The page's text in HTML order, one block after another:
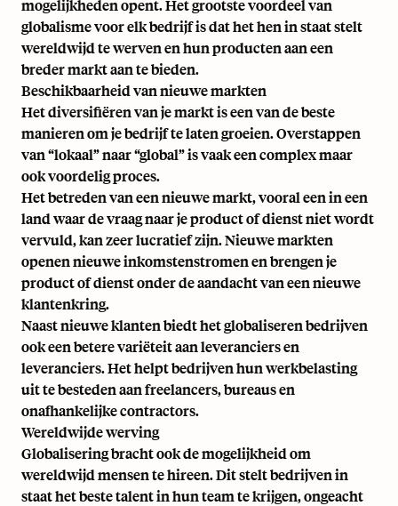
mogelijkheden opent. Het grootste voordeel van
globalisme voor elk bedrijf is dat het hen in staat stelt
wereldwijd te werven en hun producten aan een
breder markt aan te bieden.
Beschikbaarheid van nieuwe markten
Het diversifiëren van je markt is een van de beste
manieren om je bedrijf te laten groeien. Overstappen
van “lokaal” naar “global” is vaak een complex maar
ook voordelig proces.
Het betreden van een nieuwe markt, vooral een in een
land waar de vraag naar je product of dienst niet wordt
vervuld, kan zeer lucratief zijn. Nieuwe markten
openen nieuwe inkomstenstromen en brengen je
product of dienst onder de aandacht van een nieuwe
klantenkring.
Naast nieuwe klanten biedt het globaliseren bedrijven
ook een betere variëteit aan leveranciers en
leveranciers. Het helpt bedrijven hun werkbelasting
uit te besteden aan freelancers, bureaus en
onafhankelijke contractors.
Wereldwijde werving
Globalisering bracht ook de mogelijkheid om
wereldwijd mensen te hireen. Dit stelt bedrijven in
staat het beste talent in hun team te krijgen, ongeacht